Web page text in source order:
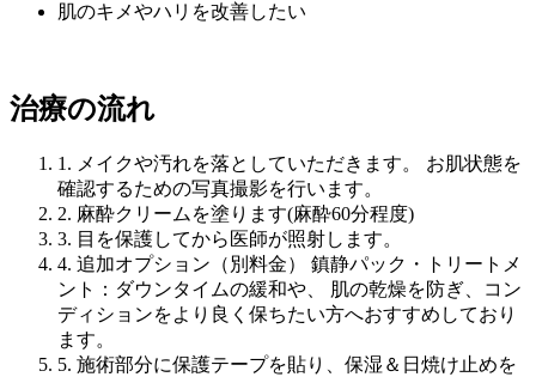
肌のキメやハリを改善したい
治療の流れ
1. メイクや汚れを落としていただきます。 お肌状態を
確認するための写真撮影を行います。
2. 麻酔クリームを塗ります(麻酔60分程度)
3. 目を保護してから医師が照射します。
4. 追加オプション（別料金） 鎮静パック・トリートメ
ント：ダウンタイムの緩和や、 肌の乾燥を防ぎ、コン
ディションをより良く保ちたい方へおすすめしており
ます。
5. 施術部分に保護テープを貼り、保湿＆日焼け止めを